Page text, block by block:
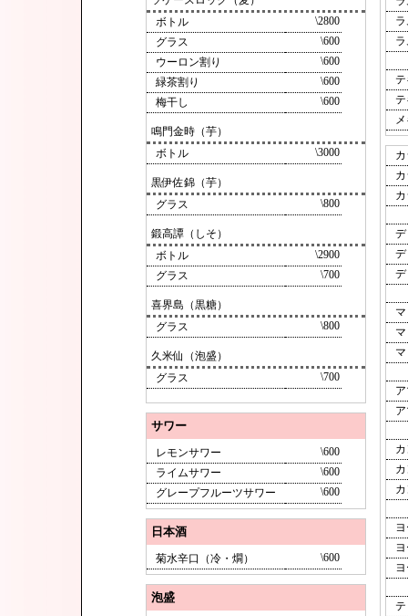
ボトル
\2800
グラス
\600
ウーロン割り
\600
緑茶割り
\600
梅干し
\600
鳴門金時（芋）
ボトル
\3000
黒伊佐錦（芋）
グラス
\800
鍛高譚（しそ）
ボトル
\2900
グラス
\700
喜界島（黒糖）
グラス
\800
久米仙（泡盛）
グラス
\700
サワー
レモンサワー
\600
ライムサワー
\600
グレープフルーツサワー
\600
日本酒
菊水辛口（冷・燗） \600
泡盛